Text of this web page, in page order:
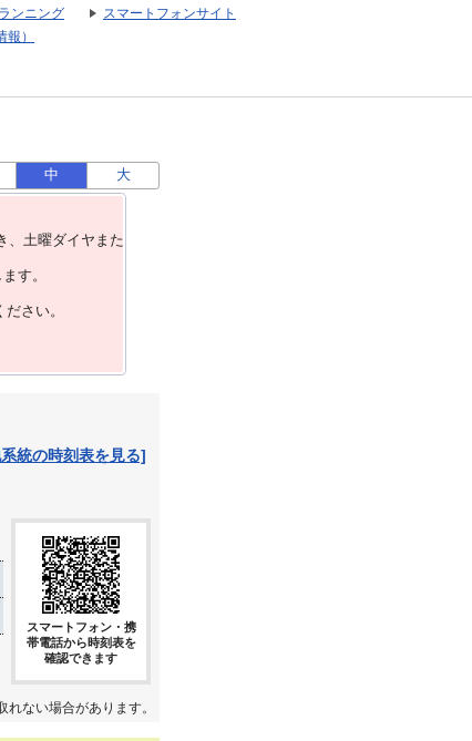
ンニング
スマートフォンサイト
）
中 大
、⼟曜ダイヤまた
す。
さい。
統の時刻表を見る]
スマートフォン・携
帯電話から時刻表を
確認できます
ない場合があります。